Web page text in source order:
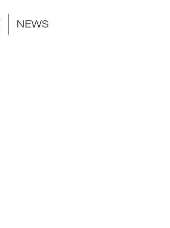
NEWS